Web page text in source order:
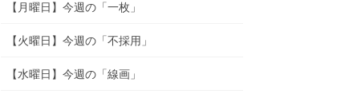
【月曜日】今週の「一枚」
【火曜日】今週の「不採用」
【水曜日】今週の「線画」